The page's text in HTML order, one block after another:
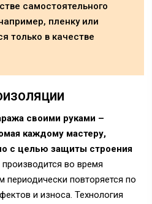
самостоятельного
пленку или
только в качестве
своими руками –
каждому мастеру,
с целью защиты строения
во время
периодически повторяется по
и износа. Технология